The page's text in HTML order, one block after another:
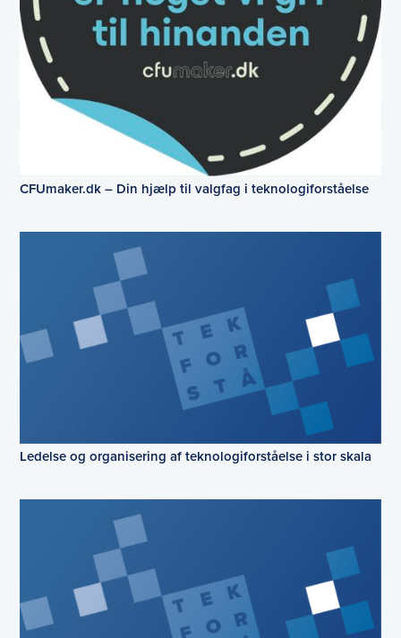
CFUmaker.dk – Din hjælp til valgfag i teknologiforståelse
Ledelse og organisering af teknologiforståelse i stor skala